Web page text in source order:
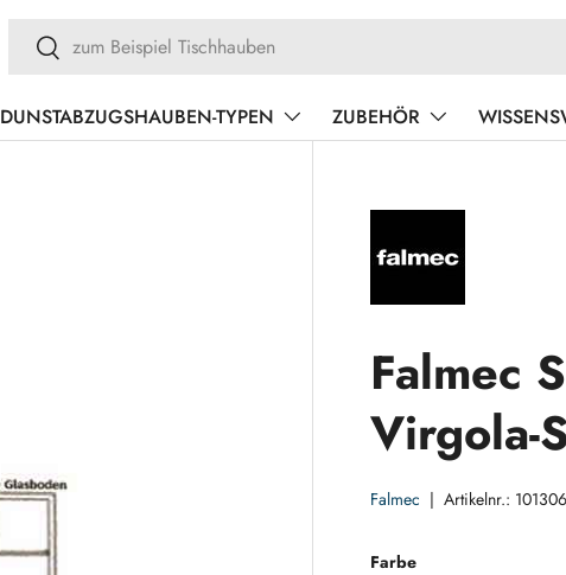
Suchen
Suchen
DUNSTABZUGSHAUBEN-TYPEN ZUBEHÖR
Falmec
Virgola-
Falmec |Artikelnr.:
Farbe